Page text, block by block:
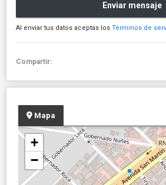
Enviar mensaje
Al enviar tus datos aceptas los Términos de
Compartir:
Mapa
+
−